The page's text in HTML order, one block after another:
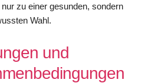
zu einer gesunden, sondern
Wahl.
und